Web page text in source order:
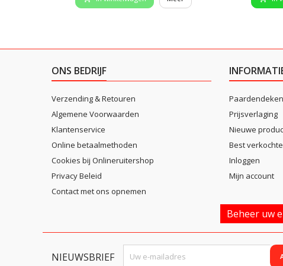
ONS BEDRIJF
Verzending & Retouren
Algemene Voorwaarden
Klantenservice
Online betaalmethoden
Cookies bij Onlineruitershop
Privacy Beleid
Contact met ons opnemen
Prijsverlaging
Nieuwe
Best
Inloggen
Mijn account
Beheer uw
NIEUWSBRIEF